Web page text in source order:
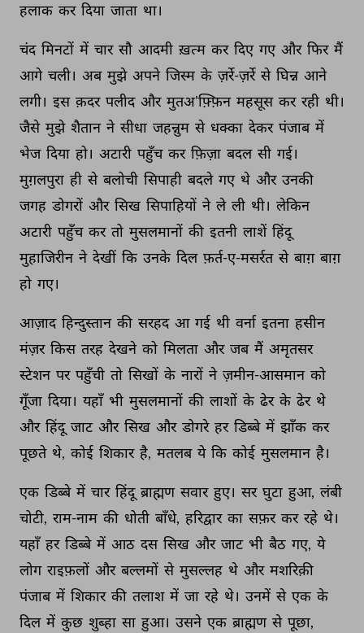
हलाक कर दिया जाता था।
चंद मिनटों में चार सौ आदमी ख़त्म कर दिए गए और फिर मैं
आगे चली। अब मुझे अपने जिस्म के ज़र्रे-ज़र्रे से घिन्न आने
लगी। इस क़दर पलीद और मुतअ'फ़्फ़िन महसूस कर रही थी।
जैसे मुझे शैतान ने सीधा जहन्नुम से धक्का देकर पंजाब में
भेज दिया हो। अटारी पहुँच कर फ़िज़ा बदल सी गई।
मुग़लपुरा ही से बलोची सिपाही बदले गए थे और उनकी
जगह डोगरों और सिख सिपाहियों ने ले ली थी। लेकिन
अटारी पहुँच कर तो मुसलमानों की इतनी लाशें हिंदू
मुहाजिरीन ने देखीं कि उनके दिल फ़र्त-ए-मसर्रत से बाग़ बाग़
हो गए।
आज़ाद हिन्दुस्तान की सरहद आ गई थी वर्ना इतना हसीन
मंज़र किस तरह देखने को मिलता और जब मैं अमृतसर
स्टेशन पर पहुँची तो सिखों के नारों ने ज़मीन-आसमान को
गूँजा दिया। यहाँ भी मुसलमानों की लाशों के ढेर के ढेर थे
और हिंदू जाट और सिख और डोगरे हर डिब्बे में झाँक कर
पूछते थे, कोई शिकार है, मतलब ये कि कोई मुसलमान है।
एक डिब्बे में चार हिंदू ब्राह्मण सवार हुए। सर घुटा हुआ, लंबी
चोटी, राम-नाम की धोती बाँधे, हरिद्वार का सफ़र कर रहे थे।
यहाँ हर डिब्बे में आठ दस सिख और जाट भी बैठ गए, ये
लोग राइफ़लों और बल्लमों से मुसल्लह थे और मशरिक़ी
पंजाब में शिकार की तलाश में जा रहे थे। उनमें से एक के
दिल में कुछ शुब्हा सा हुआ। उसने एक ब्राह्मण से पूछा,